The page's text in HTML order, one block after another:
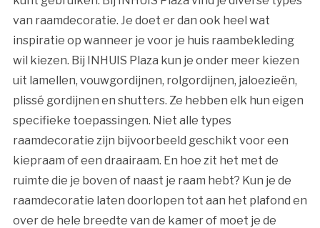
van raamdecoratie. Je doet er dan ook heel wat
inspiratie op wanneer je voor je huis raambekleding
wil kiezen. Bij INHUIS Plaza kun je onder meer kiezen
uit lamellen, vouwgordijnen, rolgordijnen, jaloezieën,
plissé gordijnen en shutters. Ze hebben elk hun eigen
specifieke toepassingen. Niet alle types
raamdecoratie zijn bijvoorbeeld geschikt voor een
kiepraam of een draairaam. En hoe zit het met de
ruimte die je boven of naast je raam hebt? Kun je de
raamdecoratie laten doorlopen tot aan het plafond en
over de hele breedte van de kamer of moet je de